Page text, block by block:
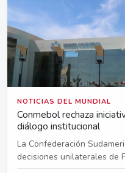
NOTICIAS DEL MUNDIAL
Conmebol rechaza
diálogo institucional
La Confederación
decisiones unilaterales de